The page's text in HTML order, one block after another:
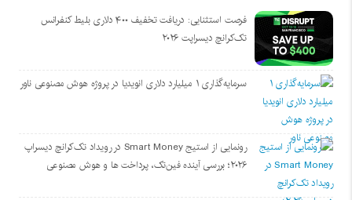
فرصت استثنایی: دریافت تخفیف ۴۰۰ دلاری بلیط کنفرانس
تک‌کرانچ دیسراپت ۲۰۲۶
سرمایه‌گذاری ۱ میلیارد دلاری انویدیا در پروژه هوش مصنوعی ناور
رونمایی از استیج Smart Money در رویداد تک‌کرانچ دیسراپ
۲۰۲۶؛ بررسی آینده فین‌تک، پرداخت‌ ها و هوش مصنوعی